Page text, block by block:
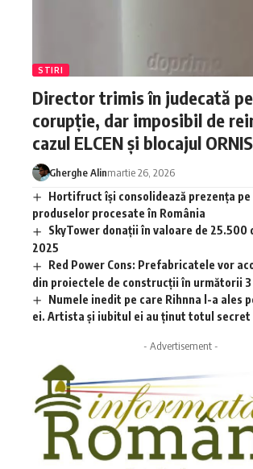
STIRI
Director trimis în judecată
corupție, dar imposibil de
cazul ELCEN și blocajul
Gherghe Alinmartie 26, 2026
Hortifruct își consolidează prezența pe
produselor procesate în România
SkyTower donații în valoare de 25.500
2025
Red Power Cons: Prefabricatele vor
din proiectele de construcții în următorii 3
Numele inedit pe care Rihnna l-a ales
ei. Artista și iubitul ei au ținut totul secret
- Advertisement -